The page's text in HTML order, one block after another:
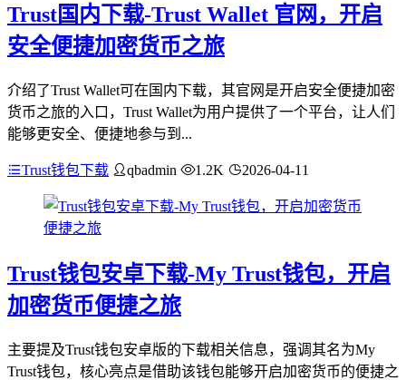
Trust国内下载-Trust Wallet 官网，开启
安全便捷加密货币之旅
介绍了Trust Wallet可在国内下载，其官网是开启安全便捷加密
货币之旅的入口，Trust Wallet为用户提供了一个平台，让人们
能够更安全、便捷地参与到...
Trust钱包下载 qbadmin 1.2K 2026-04-11
Trust钱包安卓下载-My Trust钱包，开启
加密货币便捷之旅
主要提及Trust钱包安卓版的下载相关信息，强调其名为My
Trust钱包，核心亮点是借助该钱包能够开启加密货币的便捷之